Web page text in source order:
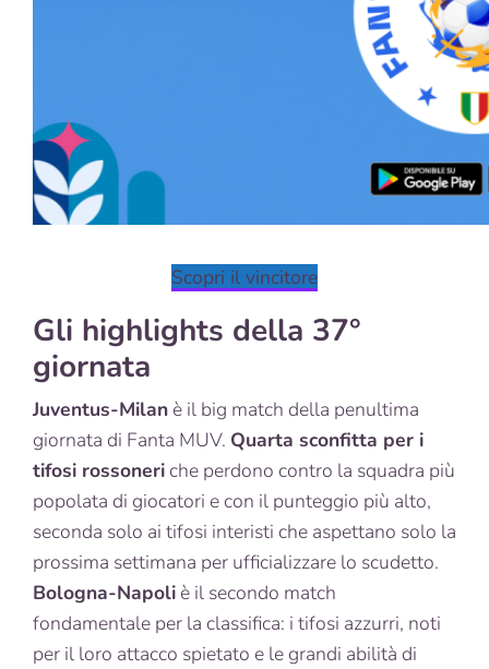
Scopri il vincitore
Gli highlights della 37°
giornata
Juventus-Milan è il big match della penultima
giornata di Fanta MUV. Quarta sconfitta per i
tifosi rossoneri che perdono contro la squadra più
popolata di giocatori e con il punteggio più alto,
seconda solo ai tifosi interisti che aspettano solo la
prossima settimana per ufficializzare lo scudetto.
Bologna-Napoli è il secondo match
fondamentale per la classifica: i tifosi azzurri, noti
per il loro attacco spietato e le grandi abilità di